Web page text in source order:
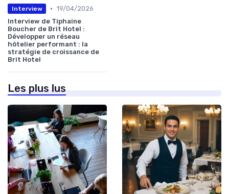
Interview • 19/04/2026
Interview de Tiphaine
Boucher de Brit Hotel :
Développer un réseau
hôtelier performant : la
stratégie de croissance de
Brit Hotel
Les plus lus